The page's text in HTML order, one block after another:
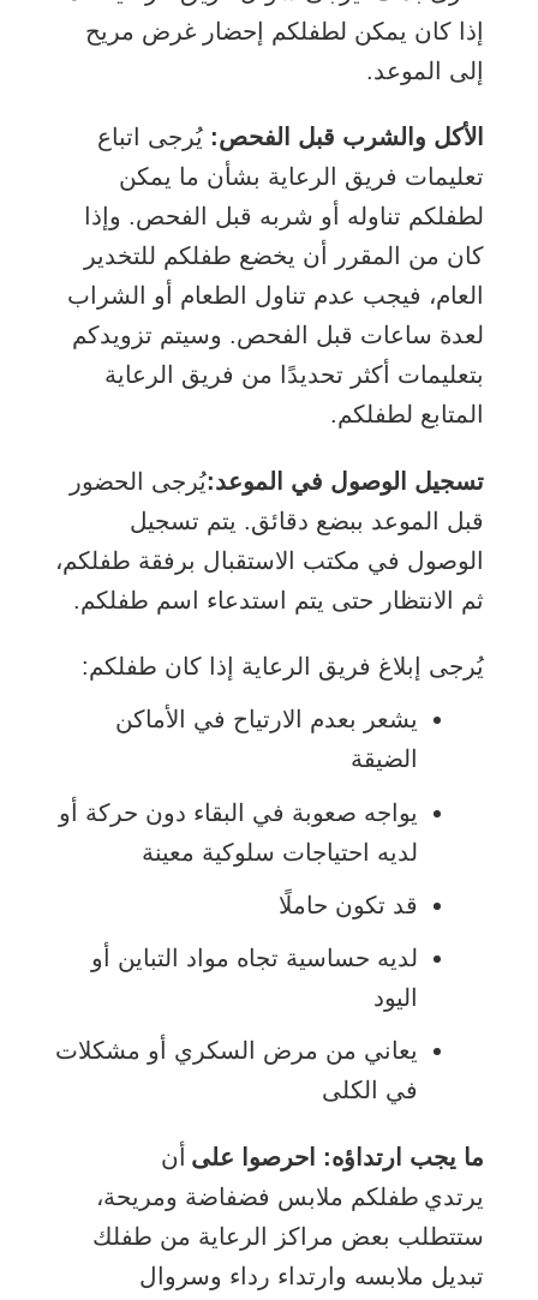
إذا كان يمكن لطفلكم إحضار غرض مريح
إلى الموعد.
الأكل والشرب قبل الفحص: يُرجى اتباع
تعليمات فريق الرعاية بشأن ما يمكن
لطفلكم تناوله أو شربه قبل الفحص. وإذا
كان من المقرر أن يخضع طفلكم للتخدير
العام، فيجب عدم تناول الطعام أو الشراب
لعدة ساعات قبل الفحص. وسيتم تزويدكم
بتعليمات أكثر تحديدًا من فريق الرعاية
المتابع لطفلكم.
تسجيل الوصول في الموعد:يُرجى الحضور
قبل الموعد ببضع دقائق. يتم تسجيل
الوصول في مكتب الاستقبال برفقة طفلكم،
ثم الانتظار حتى يتم استدعاء اسم طفلكم.
يُرجى إبلاغ فريق الرعاية إذا كان طفلكم:
يشعر بعدم الارتياح في الأماكن
الضيقة
يواجه صعوبة في البقاء دون حركة أو
لديه احتياجات سلوكية معينة
قد تكون حاملًا
لديه حساسية تجاه مواد التباين أو
اليود
يعاني من مرض السكري أو مشكلات
في الكلى
ما يجب ارتداؤه: احرصوا على أن
يرتدي طفلكم ملابس فضفاضة ومريحة،
ستتطلب بعض مراكز الرعاية من طفلك
تبديل ملابسه وارتداء رداء وسروال